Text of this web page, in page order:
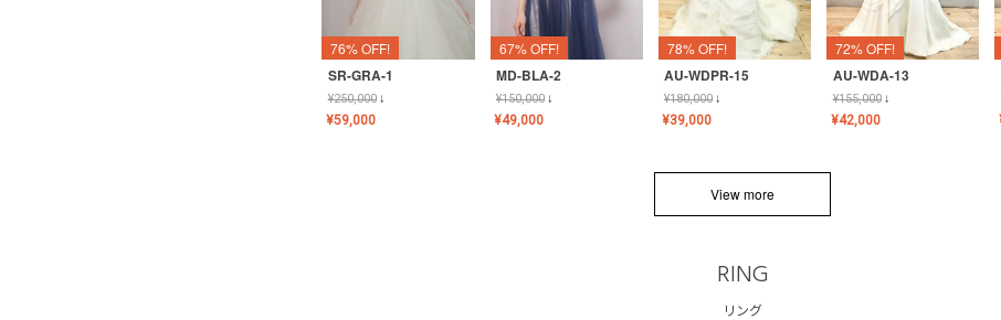
76% OFF!
SR-GRA-1
¥250,000↓
¥59,000
67% OFF!
MD-BLA-2
¥150,000↓
¥49,000
78% OFF!
AU-WDPR-15
¥180,000↓
¥39,000
72% OFF!
AU-WDA-13
¥155,000↓
¥42,000
View more
RING
リング